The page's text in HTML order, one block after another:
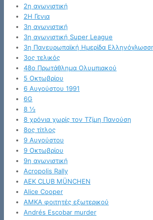
2η αγωνιστική
2Η Γενια
3η αγωνιστική
3η αγωνιστική Super League
3η Πανευρωπαϊκή Ημερίδα
3ος τελικός
48ο Πρωτάθλημα Ολυμπιακού
5 Οκτωβρίου
6 Αυγούστου 1991
6G
8 ½
8 χρόνια χωρίς τον Τζίμη Πανούση
8ος τίτλος
9 Αυγούστου
9 Οκτωβρίου
9η αγωνιστική
Acropolis Rally
AEK CLUB MÜNCHEN
Alice Cooper
AMKA φοιτητές εξωτερικού
Andrés Escobar murder